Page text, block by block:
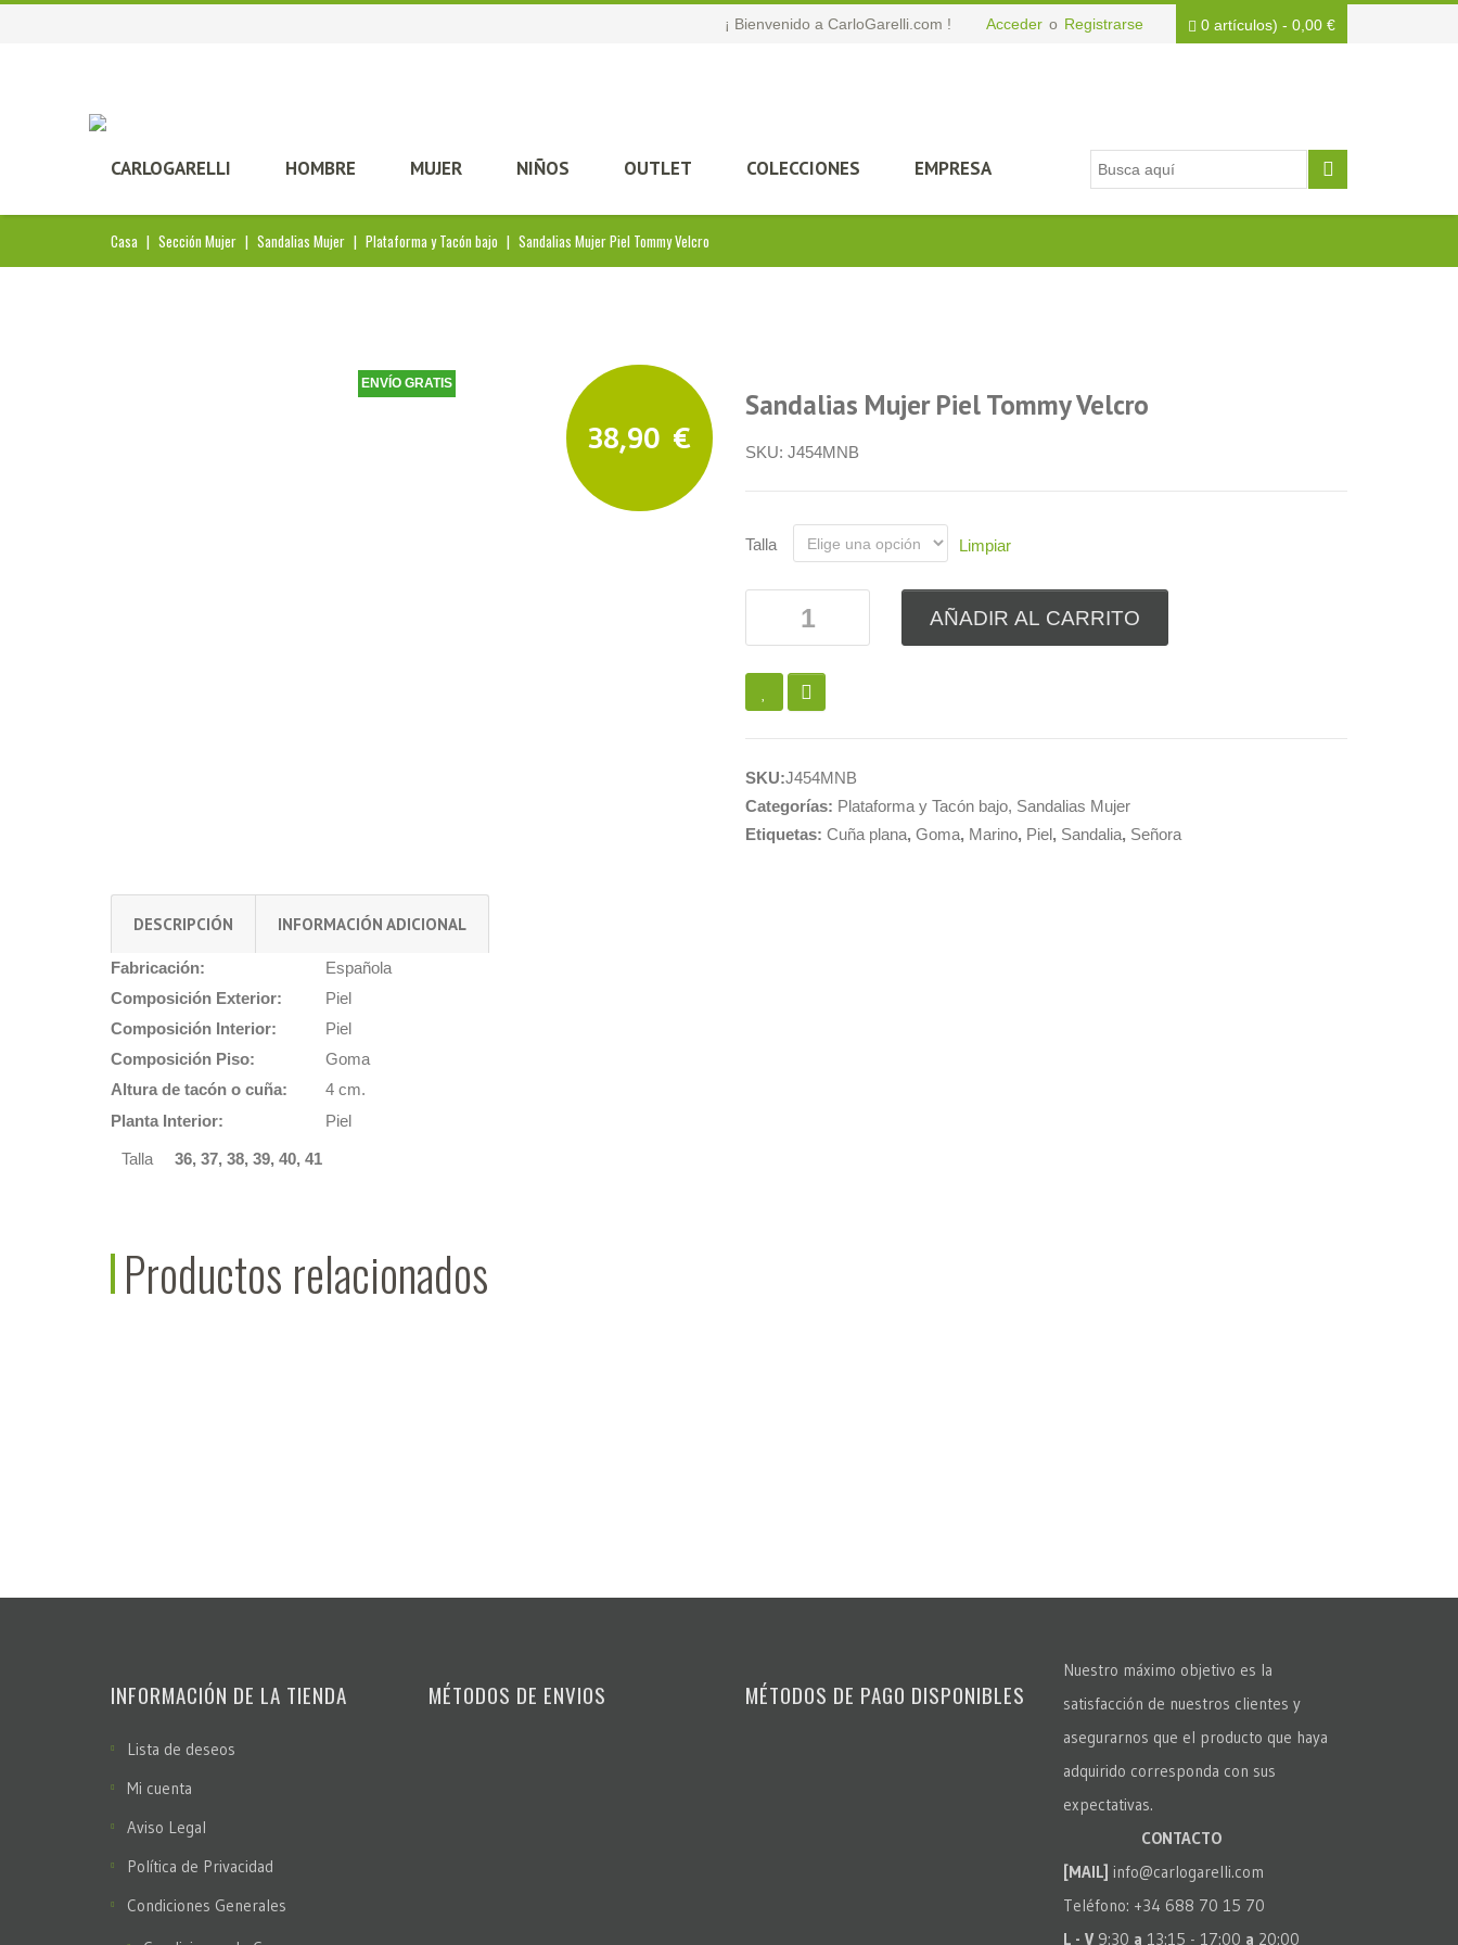
¡ Bienvenido a CarloGarelli.com ! Acceder o Registrarse 0 artículos) - 0,00 €
CARLOGARELLI HOMBRE MUJER NIÑOS OUTLET COLECCIONES EMPRESA
Casa | Sección Mujer | Sandalias Mujer | Plataforma y Tacón bajo | Sandalias Mujer Piel Tommy Velcro
38,90 €
ENVÍO GRATIS
Sandalias Mujer Piel Tommy Velcro
SKU: J454MNB
Talla Limpiar
AÑADIR AL CARRITO
SKU:J454MNB
Categorías: Plataforma y Tacón bajo, Sandalias Mujer
Etiquetas: Cuña plana, Goma, Marino, Piel, Sandalia, Señora
DESCRIPCIÓN INFORMACIÓN ADICIONAL
Fabricación:
Española
Composición Exterior:
Piel
Composición Interior:
Piel
Composición Piso:
Goma
Altura de tacón o cuña:
4 cm.
Planta Interior:
Piel
Talla 36, 37, 38, 39, 40, 41
Productos relacionados
INFORMACIÓN DE LA TIENDA
Lista de deseos
Mi cuenta
Aviso Legal
Política de Privacidad
Condiciones Generales
MÉTODOS DE ENVIOS MÉTODOS DE PAGO DISPONIBLES
Nuestro máximo objetivo es la
satisfacción de nuestros clientes y
asegurarnos que el producto que haya
adquirido corresponda con sus
expectativas.
CONTACTO
[MAIL] info@carlogarelli.com
Teléfono: +34 688 70 15 70
L - V9:30 a 13:15 - 17:00 a 20:00